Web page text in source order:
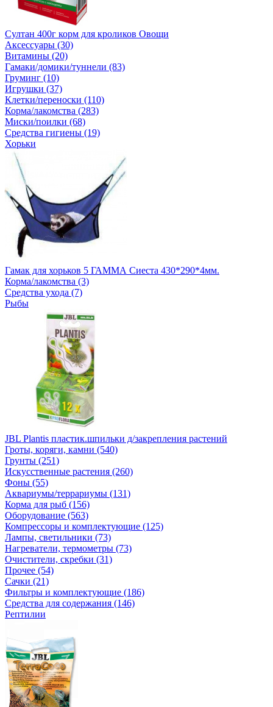
Султан 400г корм для кроликов Овощи
Аксессуары (30)
Витамины (20)
Гамаки/домики/туннели (83)
Груминг (10)
Игрушки (37)
Клетки/переноски (110)
Корма/лакомства (283)
Миски/поилки (68)
Средства гигиены (19)
Хорьки
Гамак для хорьков 5 ГАММА Сиеста 430*290*4мм.
Корма/лакомства (3)
Средства ухода (7)
Рыбы
JBL Plantis пластик.шпильки д/закрепления растений
Гроты, коряги, камни (540)
Грунты (251)
Искусственные растения (260)
Фоны (55)
Аквариумы/террариумы (131)
Корма для рыб (156)
Оборудование (563)
Компрессоры и комплектующие (125)
Лампы, светильники (73)
Нагреватели, термометры (73)
Очистители, скребки (31)
Прочее (54)
Сачки (21)
Фильтры и комплектующие (186)
Средства для содержания (146)
Рептилии